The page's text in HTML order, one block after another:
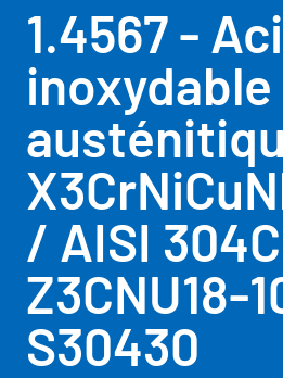
1.4567 -
inoxydable
/ AISI
Z3CNU18-
S30430